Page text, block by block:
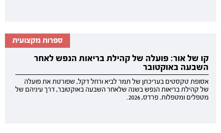
ספרות מקצועית
קו של אור: פועלה של קהילת בריאות הנפש לאחר
השבעה באוקטובר
אסופת טקסטים בעריכתן של תמר לביא ורחל דקל, שפורטת את פועלה
של קהילת בריאות הנפש בשנה שלאחר השבעה באוקטובר, דרך עיניהם של
מטפלים ומטפלות. פרדס, 2026.